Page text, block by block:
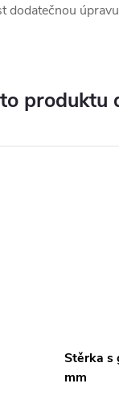
dodatečnou
produktu
Stěrka s
mm